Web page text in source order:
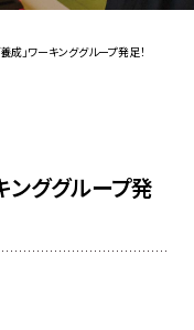
成」ワーキンググループ発足！
ンググループ発